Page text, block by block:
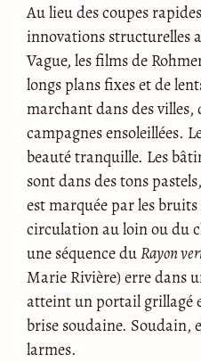
Au lieu des coupes
innovations structurelles
Vague, les films de
longs plans fixes et de
marchant dans des villes,
campagnes ensoleillées.
beauté tranquille. Les
sont dans des tons
est marquée par les
circulation au loin ou du
une séquence duRayon
Marie Rivière) erre dans
atteint un portail grillagé
brise soudaine. Soudain,
larmes.